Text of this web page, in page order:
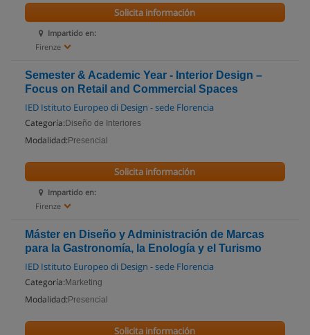
Impartido en:
Firenze
Solicita información
Semester & Academic Year - Interior Design –
Focus on Retail and Commercial Spaces
IED Istituto Europeo di Design - sede Florencia
Categoría: Diseño de Interiores
Modalidad: Presencial
Impartido en:
Firenze
Solicita información
Máster en Diseño y Administración de Marcas
para la Gastronomía, la Enología y el Turismo
IED Istituto Europeo di Design - sede Florencia
Categoría: Marketing
Modalidad: Presencial
Solicita información